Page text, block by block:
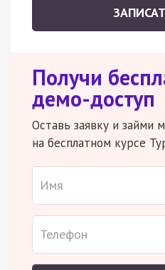
Получи
демо-доступ
Оставь заявку и займи
на бесплатном курсе